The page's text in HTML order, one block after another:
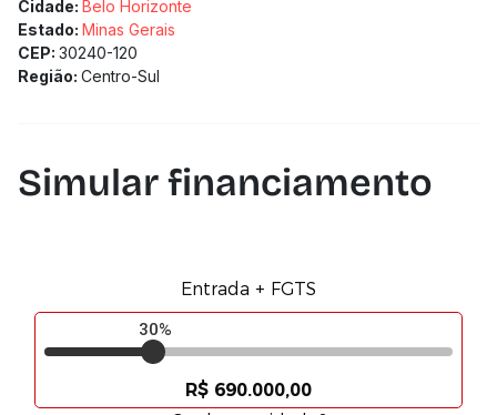
Cidade: Belo Horizonte
Estado: Minas Gerais
CEP: 30240-120
Região: Centro-Sul
Simular financiamento